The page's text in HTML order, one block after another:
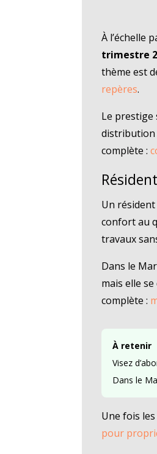
À l’échelle
trimestre
thème est
repères.
Le prestige
distribution
complète :
Un
confort au
travaux
Dans le
mais elle
complète :
À retenir
Visez
Dans le
Une fois
pour